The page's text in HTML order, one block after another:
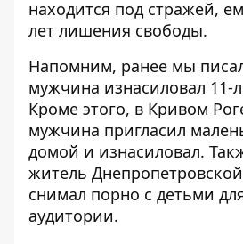
находится под стражей,
лет лишения свободы.
Напомним, ранее мы
мужчина изнасиловал 11-
Кроме этого, в Кривом
мужчина пригласил
домой и изнасиловал.
житель
снимал порно с детьми
аудитории.